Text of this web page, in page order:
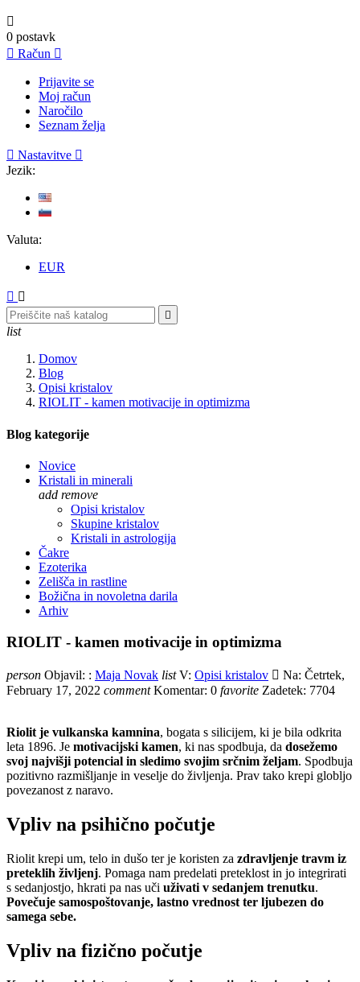

0 postavk
 Račun 
Prijavite se
Moj račun
Naročilo
Seznam želja
 Nastavitve 
Jezik:
Valuta:
EUR
 

list
Domov
Blog
Opisi kristalov
RIOLIT - kamen motivacije in optimizma
Blog kategorije
Novice
Kristali in minerali
add remove
Opisi kristalov
Skupine kristalov
Kristali in astrologija
Čakre
Ezoterika
Zelišča in rastline
Božična in novoletna darila
Arhiv
RIOLIT - kamen motivacije in optimizma
person Objavil: : Maja Novak list V: Opisi kristalov  Na: Četrtek,
February 17, 2022 comment Komentar: 0 favorite Zadetek: 7704
Riolit je vulkanska kamnina, bogata s silicijem, ki je bila odkrita
leta 1896. Je motivacijski kamen, ki nas spodbuja, da dosežemo
svoj najvišji potencial in sledimo svojim srčnim željam. Spodbuja
pozitivno razmišljanje in veselje do življenja. Prav tako krepi globljo
povezanost z naravo.
Vpliv na psihično počutje
Riolit krepi um, telo in dušo ter je koristen za zdravljenje travm iz
preteklih življenj. Pomaga nam predelati preteklost in jo integrirati
s sedanjostjo, hkrati pa nas uči uživati v sedanjem trenutku.
Povečuje samospoštovanje, lastno vrednost ter ljubezen do
samega sebe.
Vpliv na fizično počutje